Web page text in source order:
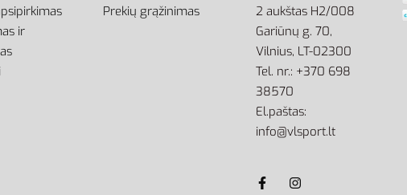
ir
Prekių grąžinimas
2 aukštas H2/008
Gariūnų g. 70,
Vilnius, LT-02300
Tel. nr.: +370 698
38570
El.paštas:
info@vlsport.lt